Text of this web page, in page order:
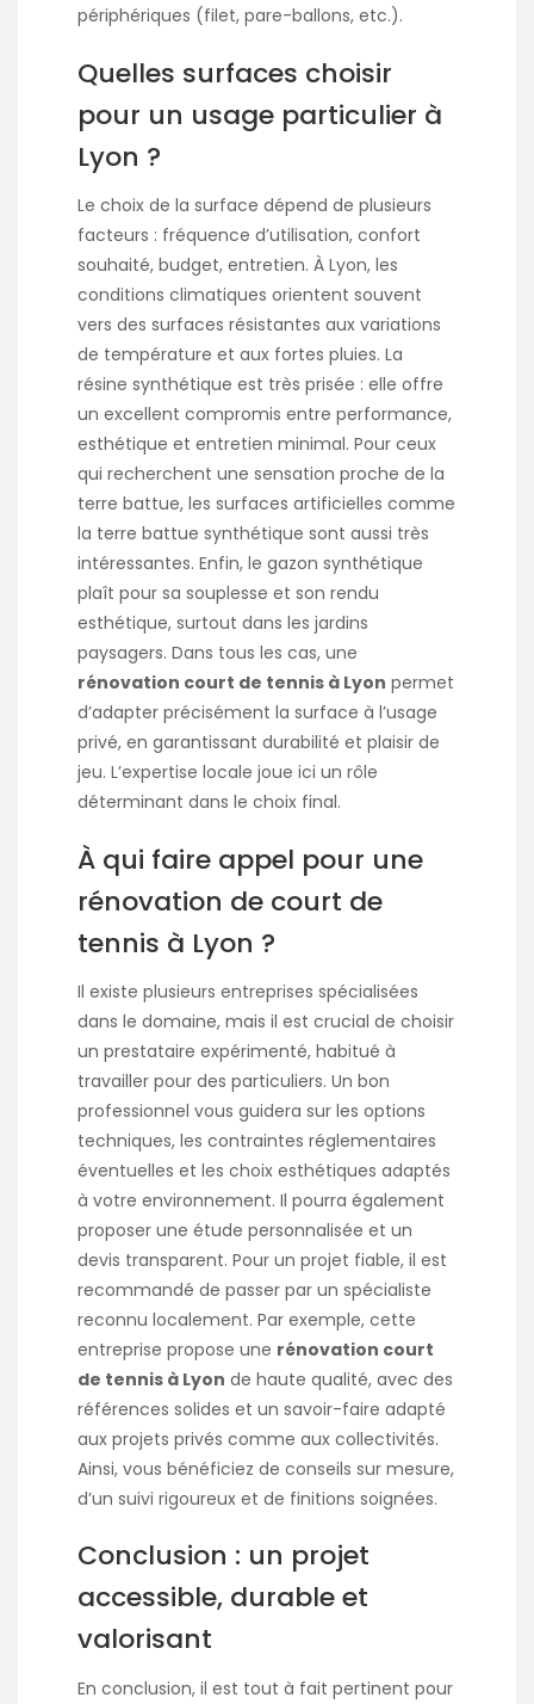
périphériques (filet, pare-ballons, etc.).
Quelles surfaces choisir
pour un usage particulier à
Lyon ?
Le choix de la surface dépend de plusieurs
facteurs : fréquence d’utilisation, confort
souhaité, budget, entretien. À Lyon, les
conditions climatiques orientent souvent
vers des surfaces résistantes aux variations
de température et aux fortes pluies. La
résine synthétique est très prisée : elle offre
un excellent compromis entre performance,
esthétique et entretien minimal. Pour ceux
qui recherchent une sensation proche de la
terre battue, les surfaces artificielles comme
la terre battue synthétique sont aussi très
intéressantes. Enfin, le gazon synthétique
plaît pour sa souplesse et son rendu
esthétique, surtout dans les jardins
paysagers. Dans tous les cas, une
rénovation court de tennis à Lyon permet
d’adapter précisément la surface à l’usage
privé, en garantissant durabilité et plaisir de
jeu. L’expertise locale joue ici un rôle
déterminant dans le choix final.
À qui faire appel pour une
rénovation de court de
tennis à Lyon ?
Il existe plusieurs entreprises spécialisées
dans le domaine, mais il est crucial de choisir
un prestataire expérimenté, habitué à
travailler pour des particuliers. Un bon
professionnel vous guidera sur les options
techniques, les contraintes réglementaires
éventuelles et les choix esthétiques adaptés
à votre environnement. Il pourra également
proposer une étude personnalisée et un
devis transparent. Pour un projet fiable, il est
recommandé de passer par un spécialiste
reconnu localement. Par exemple, cette
entreprise propose une rénovation court
de tennis à Lyon de haute qualité, avec des
références solides et un savoir-faire adapté
aux projets privés comme aux collectivités.
Ainsi, vous bénéficiez de conseils sur mesure,
d’un suivi rigoureux et de finitions soignées.
Conclusion : un projet
accessible, durable et
valorisant
En conclusion, il est tout à fait pertinent pour